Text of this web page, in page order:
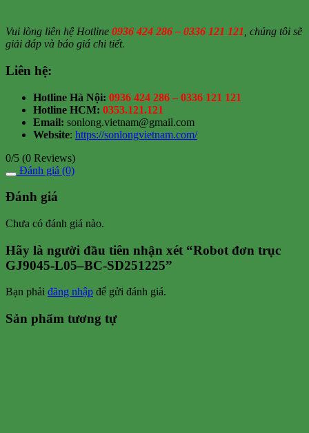
Vui lòng liên hệ Hotline 0936 424 286 – 0336 121 121 , chúng tôi sẽ
giải đáp và báo giá chi tiết.
Liên hệ:
Hotline Hà Nội: 0936 424 286 – 0336 121 121
Hotline HCM: 0353.121.121
Email: sonlong.vietnam@gmail.com
Website: https://sonlongvietnam.com/
0/5 (0 Reviews)
Đánh giá (0)
Đánh giá
Chưa có đánh giá nào.
Hãy là người đầu tiên nhận xét “Robot đơn trục
GJ9045-L05–BC-SD251225”
Bạn phải đăng nhập để gửi đánh giá.
Sản phẩm tương tự